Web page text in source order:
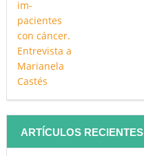
ARTÍCULOS RECIENTES